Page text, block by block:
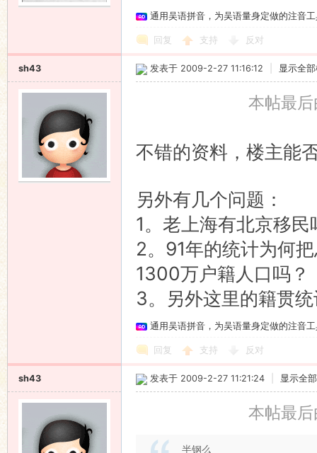
通用吴语拼音，为吴语量身定做的注音
回复 支持 反对
sh43 发表于 2009-2-27 11:16:12 显示全
本帖最
不错的资料，楼主能
另外有几个问题：
1。老上海有北京移民
2。91年的统计为何
1300万户籍人口吗？
3。另外这里的籍贯
通用吴语拼音，为吴语量身定做的注音
回复 支持 反对
sh43 发表于 2009-2-27 11:21:24 显示全
本帖最
半钢么